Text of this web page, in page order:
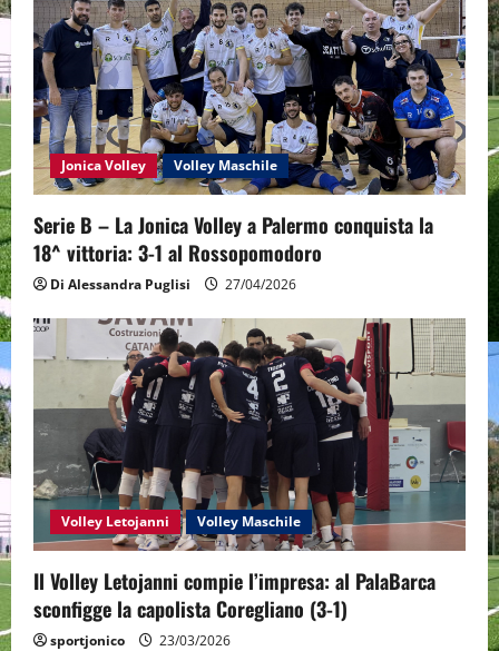
Jonica Volley Volley Maschile
Serie B – La Jonica Volley a Palermo conquista la
18^ vittoria: 3-1 al Rossopomodoro
Di Alessandra Puglisi 27/04/2026
Volley Letojanni Volley Maschile
Il Volley Letojanni compie l’impresa: al PalaBarca
sconfigge la capolista Coregliano (3-1)
sportjonico 23/03/2026